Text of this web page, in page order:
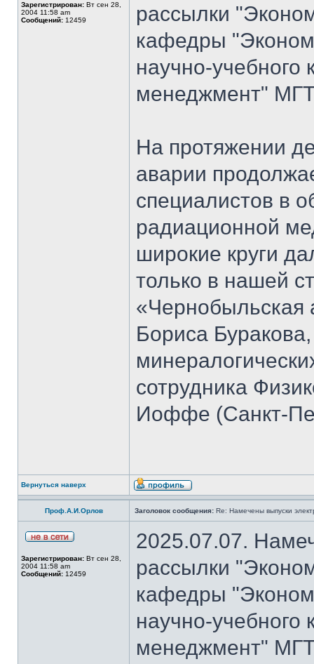
Зарегистрирован: Вт сен 28,
2004 11:58 am
Сообщений: 12459
рассылки
кафедры
научно-
менеджмент"
На протяжении
аварии
специалистов в
радиационной
широкие круги
только в нашей
«Чернобыльская
Бориса
сотрудника
Иоффе (Санкт-
Вернуться наверх
Проф.А.И.Орлов Заголовок сообщения: Re: Намечены выпуски
Зарегистрирован: Вт сен 28,
2004 11:58 am
Сообщений: 12459
2025.07.07.
рассылки
кафедры
научно-
менеджмент"